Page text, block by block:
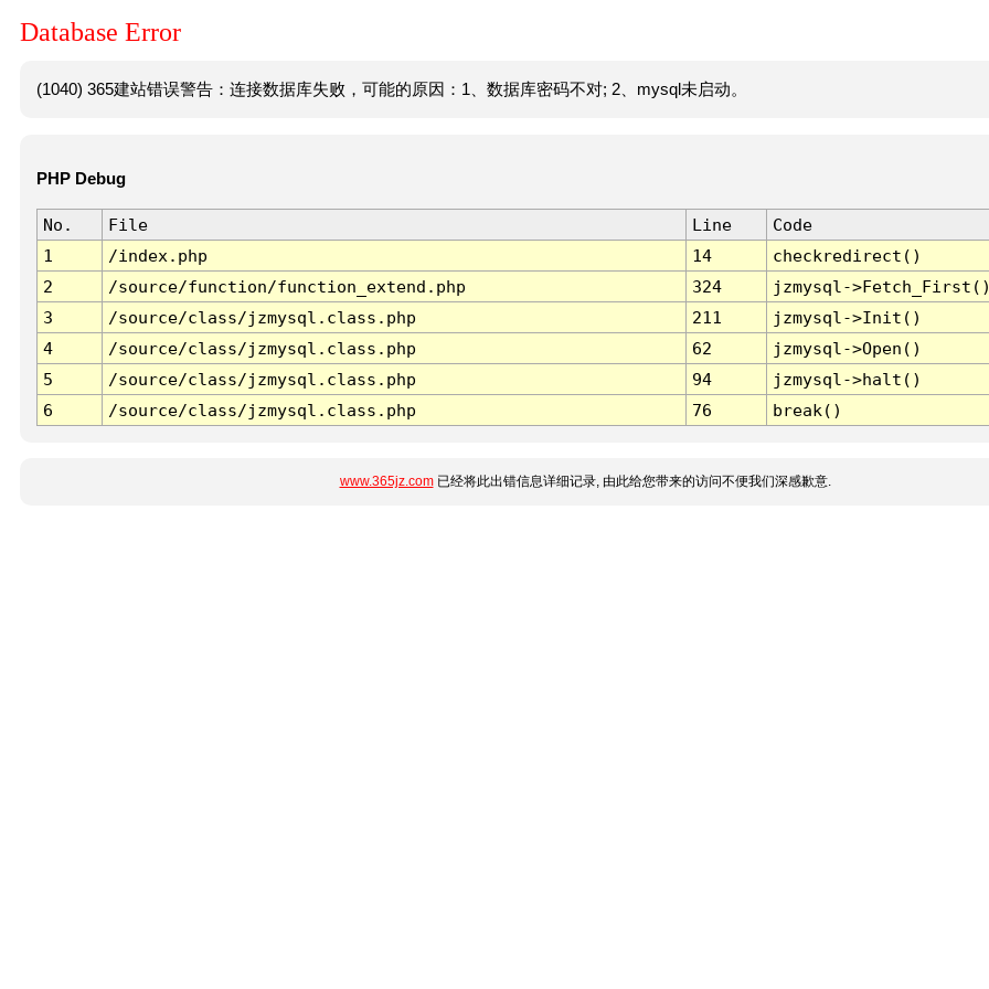
Database Error
(1040) 365建站错误警告：连接数据库失败，可能的原因：1、数据库密码不对; 2、mysql未启动。
PHP Debug
No. File Line
Code
1
/index.php 14
checkredirect()
2
/source/function/function_extend.php 324
jzmysql-
3
/source/class/jzmysql.class.php 211
jzmysql->Init()
4
/source/class/jzmysql.class.php 62
jzmysql->Open()
5
/source/class/jzmysql.class.php 94
jzmysql->halt()
6
/source/class/jzmysql.class.php 76 break()
www.365jz.com已经将此出错信息详细记录, 由此给您带来的访问不便我们深感歉意.